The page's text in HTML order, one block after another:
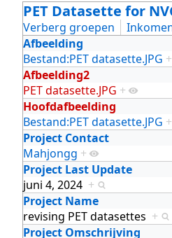
PET Datasette for
Verberg groepen
Afbeelding
Bestand:PET datasette.JPG +
Afbeelding2
PET datasette.JPG +
Hoofdafbeelding
Bestand:PET datasette.JPG +
Project Contact
Mahjongg +
Project Last Update
juni 4, 2024 +
Project Name
revising PET datasettes +
Project Omschrijving